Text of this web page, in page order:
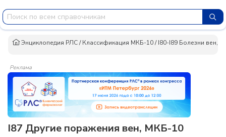
Энциклопедия РЛС/Классификация МКБ-10/I80-I89 Болезни вен,
Реклама
I87 Другие поражения вен, МКБ-10